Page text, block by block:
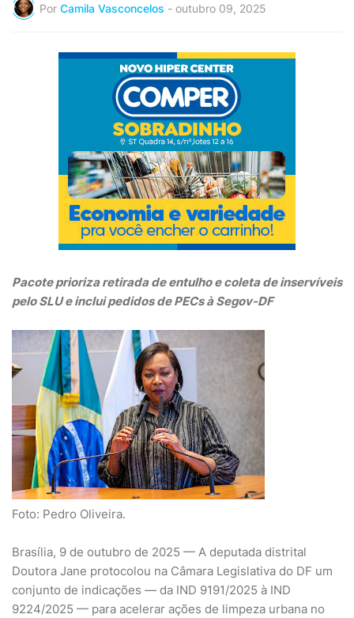
Por Camila Vasconcelos - outubro 09, 2025
Pacote prioriza retirada de entulho e coleta de inservíveis
pelo SLU e inclui pedidos de PECs à Segov-DF
Foto: Pedro Oliveira.
Brasília, 9 de outubro de 2025 — A deputada distrital
Doutora Jane protocolou na Câmara Legislativa do DF um
conjunto de indicações — da IND 9191/2025 à IND
9224/2025 — para acelerar ações de limpeza urbana no